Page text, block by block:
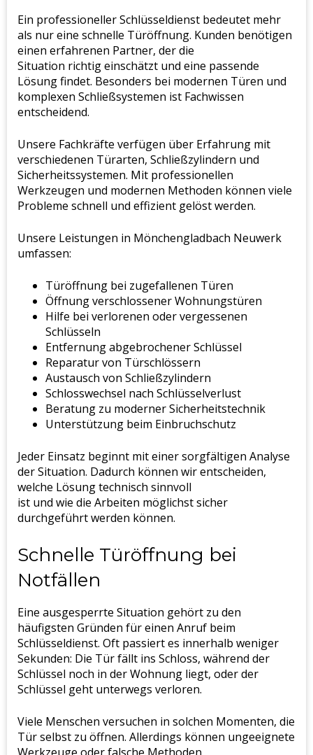
Ein professioneller Schlüsseldienst bedeutet mehr
als nur eine schnelle Türöffnung. Kunden benötigen
einen erfahrenen Partner, der die
Situation richtig einschätzt und eine passende
Lösung findet. Besonders bei modernen Türen und
komplexen Schließsystemen ist Fachwissen
entscheidend.
Unsere Fachkräfte verfügen über Erfahrung mit
verschiedenen Türarten, Schließzylindern und
Sicherheitssystemen. Mit professionellen
Werkzeugen und modernen Methoden können viele
Probleme schnell und effizient gelöst werden.
Unsere Leistungen in Mönchengladbach Neuwerk
umfassen:
Türöffnung bei zugefallenen Türen
Öffnung verschlossener Wohnungstüren
Hilfe bei verlorenen oder vergessenen
Schlüsseln
Entfernung abgebrochener Schlüssel
Reparatur von Türschlössern
Austausch von Schließzylindern
Schlosswechsel nach Schlüsselverlust
Beratung zu moderner Sicherheitstechnik
Unterstützung beim Einbruchschutz
Jeder Einsatz beginnt mit einer sorgfältigen Analyse
der Situation. Dadurch können wir entscheiden,
welche Lösung technisch sinnvoll
ist und wie die Arbeiten möglichst sicher
durchgeführt werden können.
Schnelle Türöffnung bei
Notfällen
Eine ausgesperrte Situation gehört zu den
häufigsten Gründen für einen Anruf beim
Schlüsseldienst. Oft passiert es innerhalb weniger
Sekunden: Die Tür fällt ins Schloss, während der
Schlüssel noch in der Wohnung liegt, oder der
Schlüssel geht unterwegs verloren.
Viele Menschen versuchen in solchen Momenten, die
Tür selbst zu öffnen. Allerdings können ungeeignete